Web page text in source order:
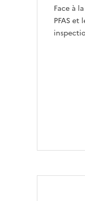
Face à
PFAS et